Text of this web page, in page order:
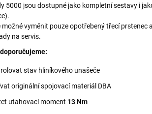
5000 jsou dostupné jako kompletní sestavy i
možné vyměnit pouze opotřebený třecí
na servis.
stav hliníkového unašeče
originální spojovací materiál DBA
utahovací moment 13 Nm